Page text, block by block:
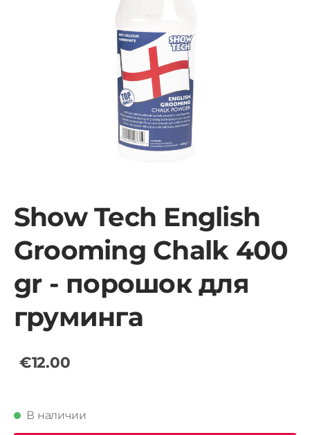
Show Tech English
Grooming Chalk 400
gr - порошок для
груминга
€12.00
В наличии